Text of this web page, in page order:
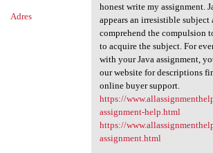
Adres
honest write my assignment.
appears an irresistible subject
comprehend the compulsion
to acquire the subject. For
with your Java assignment,
our website for descriptions
online buyer support.
https://
assignment-help.html
https://
assignment.html